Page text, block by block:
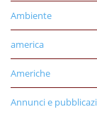
Ambiente
america
Americhe
Annunci e